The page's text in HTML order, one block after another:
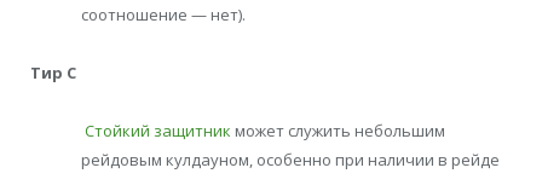
соотношение — нет).
Тир С
Стойкий защитник может служить небольшим
рейдовым кулдауном, особенно при наличии в рейде